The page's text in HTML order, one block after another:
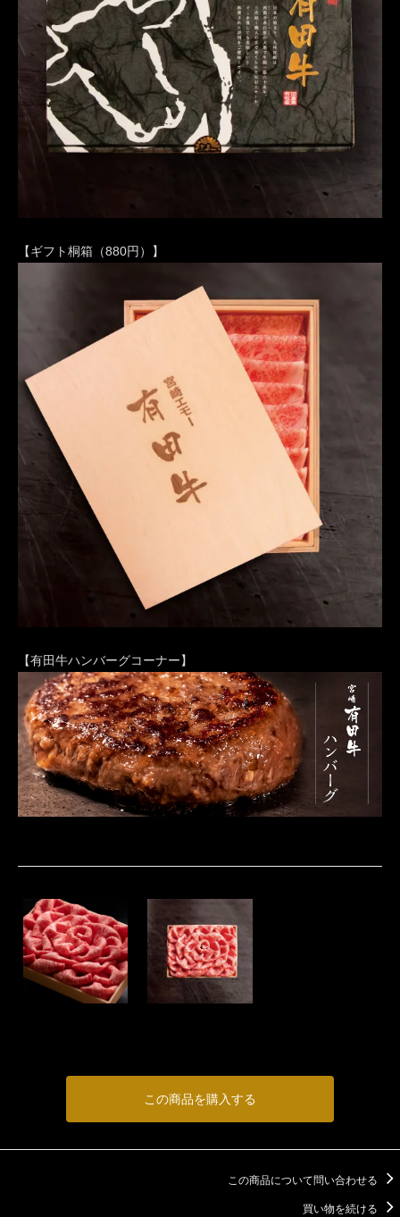
【ギフト桐箱（880円）】
【有田牛ハンバーグコーナー】
この商品を購入する
この商品について問い合わせる
買い物を続ける